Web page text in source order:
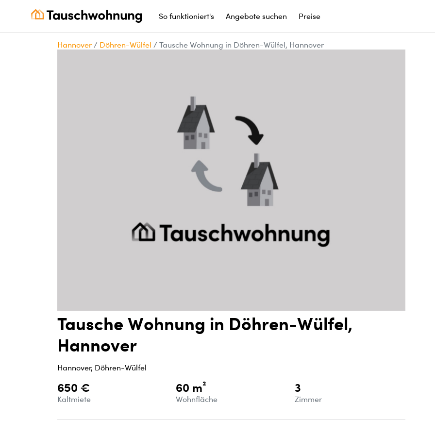
So funktioniert's Angebote suchen Preise
Hannover / Döhren-Wülfel / Tausche Wohnung in Döhren-Wülfel, Hannover
Tausche Wohnung in Döhren-Wülfel,
Hannover
Hannover, Döhren-Wülfel
650 €
Kaltmiete
60 m²
Wohnfläche
3
Zimmer